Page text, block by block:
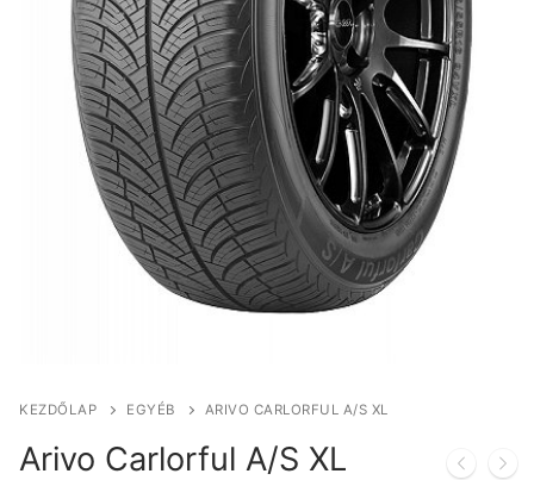
KEZDŐLAP EGYÉB ARIVO CARLORFUL A/S XL
Arivo Carlorful A/S XL